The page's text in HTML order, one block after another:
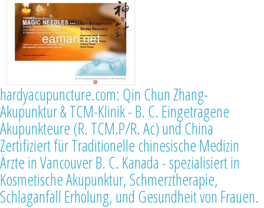
hardyacupuncture.com: Qin Chun Zhang-
Akupunktur & TCM-Klinik - B. C. Eingetragene
Akupunkteure (R. TCM.P/R. Ac) und China
Zertifiziert für Traditionelle chinesische Medizin
Ärzte in Vancouver B. C. Kanada - spezialisiert in
Kosmetische Akupunktur, Schmerztherapie,
Schlaganfall Erholung, und Gesundheit von Frauen.